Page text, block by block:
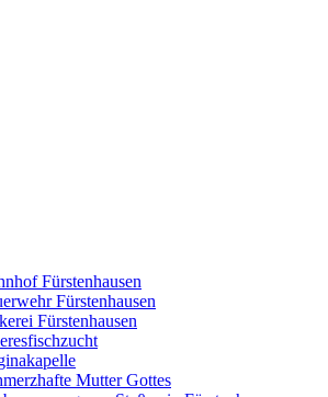
Fürstenhausen
Fürstenhausen
Fürstenhausen
Mutter Gottes